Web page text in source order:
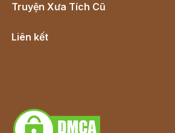
Truyện Xưa Tích Cũ
Liên kết